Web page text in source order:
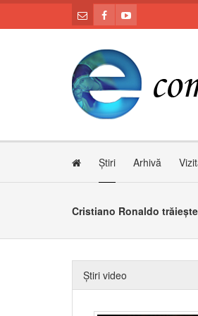
Știri Arhivă
Cristiano Ronaldo
Știri video